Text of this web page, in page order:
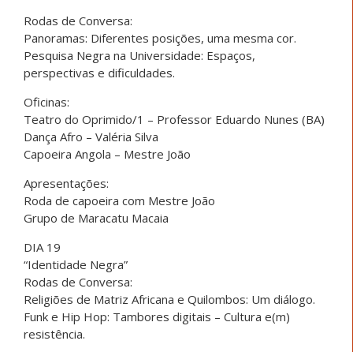
Rodas de Conversa:
Panoramas: Diferentes posições, uma mesma cor.
Pesquisa Negra na Universidade: Espaços,
perspectivas e dificuldades.
Oficinas:
Teatro do Oprimido/1 – Professor Eduardo Nunes (BA)
Dança Afro – Valéria Silva
Capoeira Angola – Mestre João
Apresentações:
Roda de capoeira com Mestre João
Grupo de Maracatu Macaia
DIA 19
“Identidade Negra”
Rodas de Conversa:
Religiões de Matriz Africana e Quilombos: Um diálogo.
Funk e Hip Hop: Tambores digitais – Cultura e(m)
resistência.